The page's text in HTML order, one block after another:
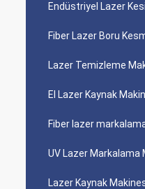
Endüstriyel Lazer
Fiber Lazer Boru
Lazer Temizleme
El Lazer Kaynak
Fiber lazer
UV Lazer Markalama
Lazer Kaynak